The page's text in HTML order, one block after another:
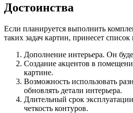
Достоинства
Если планируется выполнить
таких задач картин, принесет
Дополнение интерьера. Он
Создание акцентов в
картине.
Возможность использовать
обновлять детали интерьера.
Длительный срок
четкость контуров.